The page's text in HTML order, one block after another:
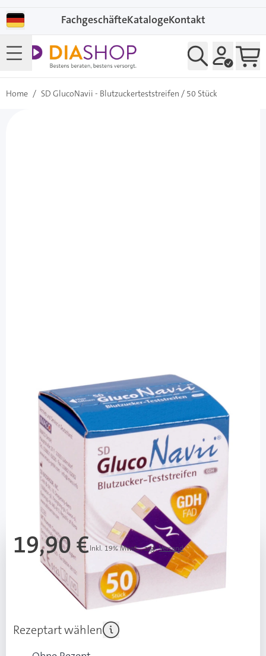
FachgeschäfteKatalogeKontakt
Home / SD GlucoNavii - Blutzuckerteststreifen / 50 Stück
SD GlucoNavii - Blutzuckerteststreifen /
50 Stück
PZN: 10385633 / Diashop.de Kat.-Nr. 112003
sofort verfügbar
Lieferzeit 1-3 Werktage
Mehr über das Produkt
19,90 €Inkl. 19% Mwst.,zzgl.Versand
UVP: 24,80 € (4,90 € Ersparnis ggü. UVP)
19,40 €
(0,50 € Ersparnis pro Stk.)
Rezeptart wählen